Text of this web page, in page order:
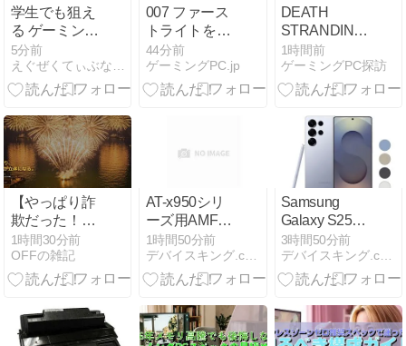
学生でも狙え
る ゲーミング
PC買い時
2026完全版
5分前
007 ファース
トライトを4K
で遊ぶには何
が必要か
44分前
ゲーミングPC.jp
DEATH
STRANDING
2をBTOで動
かすGPUは何
が最適か
1時間前
ゲーミングPC探訪
【やっぱり詐
欺だった！】
「琵琶湖三市
同時花火」開
催中止を発表
1時間30分前
OFFの雑記
AT-x950シリ
ーズ用AMFア
プリケーショ
ンプロキシー
5年版の魅力
1時間50分前
デバイスキング.com
Samsung
Galaxy S25
Ultra 512GB AI
搭載SIMフリ
ースマホ
3時間50分前
デバイスキング.com